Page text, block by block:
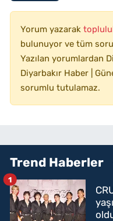
Yorum yazarak
bulunuyor ve tüm
Yazılan yorumlardan
Diyarbakır Haber |
sorumlu tutulamaz.
Trend Haberler
1